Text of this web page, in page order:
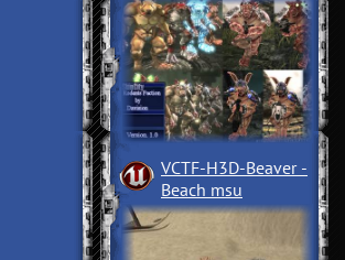
VCTF-H3D-Beaver ­
Beach msu